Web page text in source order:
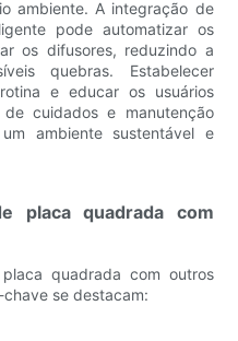
ambiente. A integração de
pode automatizar os
os difusores, reduzindo a
quebras. Estabelecer
e educar os usuários
cuidados e manutenção
ambiente sustentável e
placa quadrada com
quadrada com outros
se destacam: